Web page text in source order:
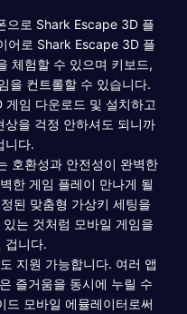
으로 Shark Escape 3D 플
어로 Shark Escape 3D 플
체험할 수 있으며 키보드,
을 컨트롤할 수 있습니다.
임 다운로드 및 설치하고
을 걱정 안하셔도 되니까
니다.
호환성과 안전성이 완벽한
한 게임 플레이 만나게 될
된 맞춤형 가상키 세팅을
는 것처럼 모바일 게임을
겁니다.
지원 가능합니다. 여러 앱
즐거움을 동시에 누릴 수
드 모바일 에뮬레이터로써